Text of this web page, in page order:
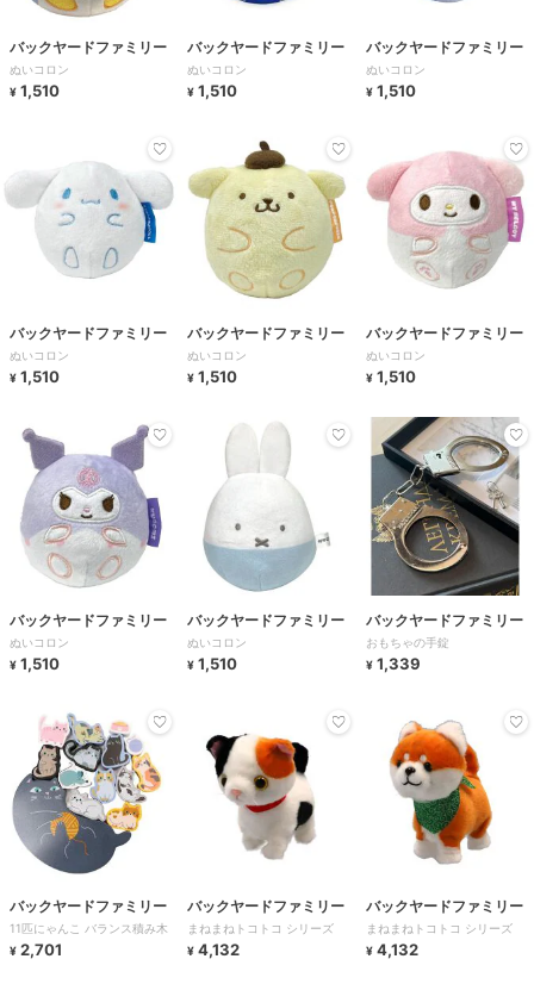
バックヤードファミリー
ぬいコロン
¥ 1,510
バックヤードファミリー
ぬいコロン
¥ 1,510
バックヤードファミリー
ぬいコロン
¥ 1,510
バックヤードファミリー
ぬいコロン
¥ 1,510
バックヤードファミリー
ぬいコロン
¥ 1,510
バックヤードファミリー
ぬいコロン
¥ 1,510
バックヤードファミリー
ぬいコロン
¥ 1,510
バックヤードファミリー
ぬいコロン
¥ 1,510
バックヤードファミリー
おもちゃの手錠
¥ 1,339
バックヤードファミリー
11匹にゃんこ バランス積み木
¥ 2,701
バックヤードファミリー
まねまねトコトコ シリーズ
¥ 4,132
バックヤードファミリー
まねまねトコトコ シリーズ
¥ 4,132